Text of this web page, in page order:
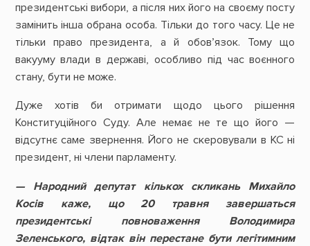
президентські вибори, а після них його на своєму посту
замінить інша обрана особа. Тільки до того часу. Це не
тільки право президента, а й обов’язок. Тому що
вакууму влади в державі, особливо під час воєнного
стану, бути не може.
Дуже хотів би отримати щодо цього рішення
Конституційного Суду. Але немає не те що його —
відсутнє саме звернення. Його не скеровували в КС ні
президент, ні члени парламенту.
— Народний депутат кількох скликань Михайло
Косів каже, що 20 травня завершаться
президентські повноваження Володимира
Зеленського, відтак він перестане бути легітимним